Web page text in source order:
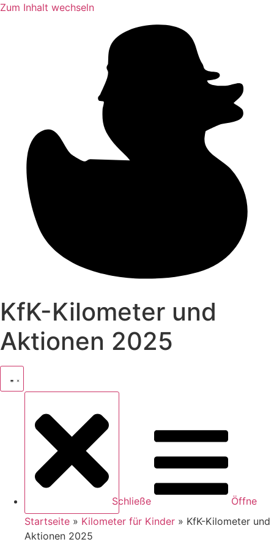
Zum Inhalt wechseln
KfK-Kilometer und
Aktionen 2025
Schließe
Öffne
Startseite » Kilometer für Kinder » KfK-Kilometer und
Aktionen 2025